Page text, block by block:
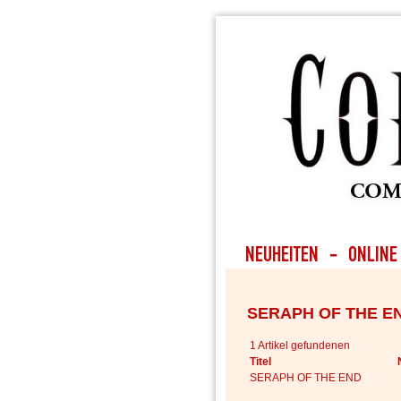
SERAPH OF THE
1 Artikel gefundenen
Titel
SERAPH OF THE END